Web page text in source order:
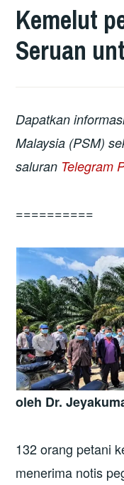
Kemelut
Seruan
Dapatkan
Malaysia (PSM)
saluran Telegram
==========
oleh Dr.
132 orang petani
menerima notis